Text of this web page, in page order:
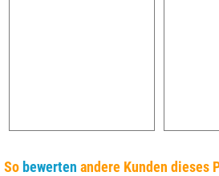
So bewerten andere Kunden dieses